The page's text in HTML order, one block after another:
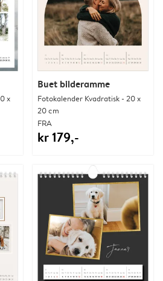
x
Buet bilderamme
Fotokalender Kvadratisk - 20 x
20 cm
FRA
kr 179,-